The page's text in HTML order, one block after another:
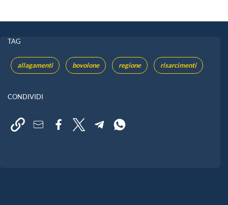
TAG
allagamenti bovolone regione risarcimenti
CONDIVIDI